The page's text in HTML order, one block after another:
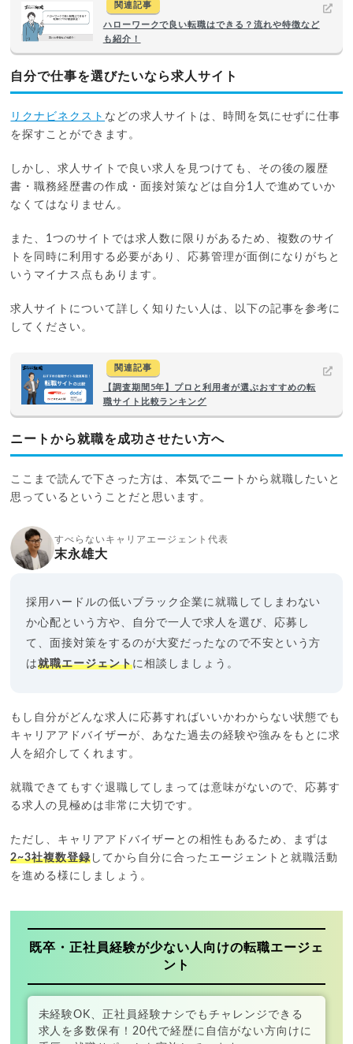
関連記事
ハローワークで良い転職はできる？流れや特徴など
も紹介！
自分で仕事を選びたいなら求人サイト
リクナビネクスト などの求人サイトは、時間を気にせずに仕事
を探すことができます。
しかし、求人サイトで良い求人を見つけても、その後の履歴
書・職務経歴書の作成・面接対策などは自分1人で進めていか
なくてはなりません。
また、1つのサイトでは求人数に限りがあるため、複数のサイ
トを同時に利用する必要があり、応募管理が面倒になりがちと
いうマイナス点もあります。
求人サイトについて詳しく知りたい人は、以下の記事を参考に
してください。
関連記事
【調査期間5年】プロと利用者が選ぶおすすめの転
職サイト比較ランキング
ニートから就職を成功させたい方へ
ここまで読んで下さった方は、本気でニートから就職したいと
思っているということだと思います。
すべらないキャリアエージェント代表
末永雄大
採用ハードルの低いブラック企業に就職してしまわない
か心配という方や、自分で一人で求人を選び、応募し
て、面接対策をするのが大変だったなので不安という方
は就職エージェントに相談しましょう。
もし自分がどんな求人に応募すればいいかわからない状態でも
キャリアアドバイザーが、あなた過去の経験や強みをもとに求
人を紹介してくれます。
就職できてもすぐ退職してしまっては意味がないので、応募す
る求人の見極めは非常に大切です。
ただし、キャリアアドバイザーとの相性もあるため、まずは
2~3社複数登録 してから自分に合ったエージェントと就職活動
を進める様にしましょう。
既卒・正社員経験が少ない人向けの転職エージェ
ント
未経験OK、正社員経験ナシでもチャレンジできる
求人を多数保有！20代で経歴に自信がない方向けに